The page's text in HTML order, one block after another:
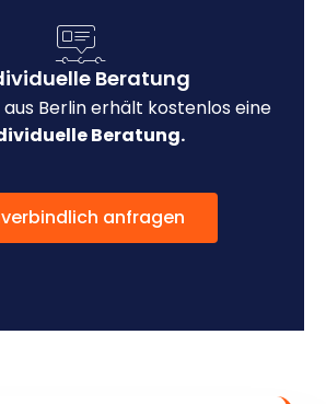
Beratung
Berlin erhält kostenlos eine
Beratung.
anfragen